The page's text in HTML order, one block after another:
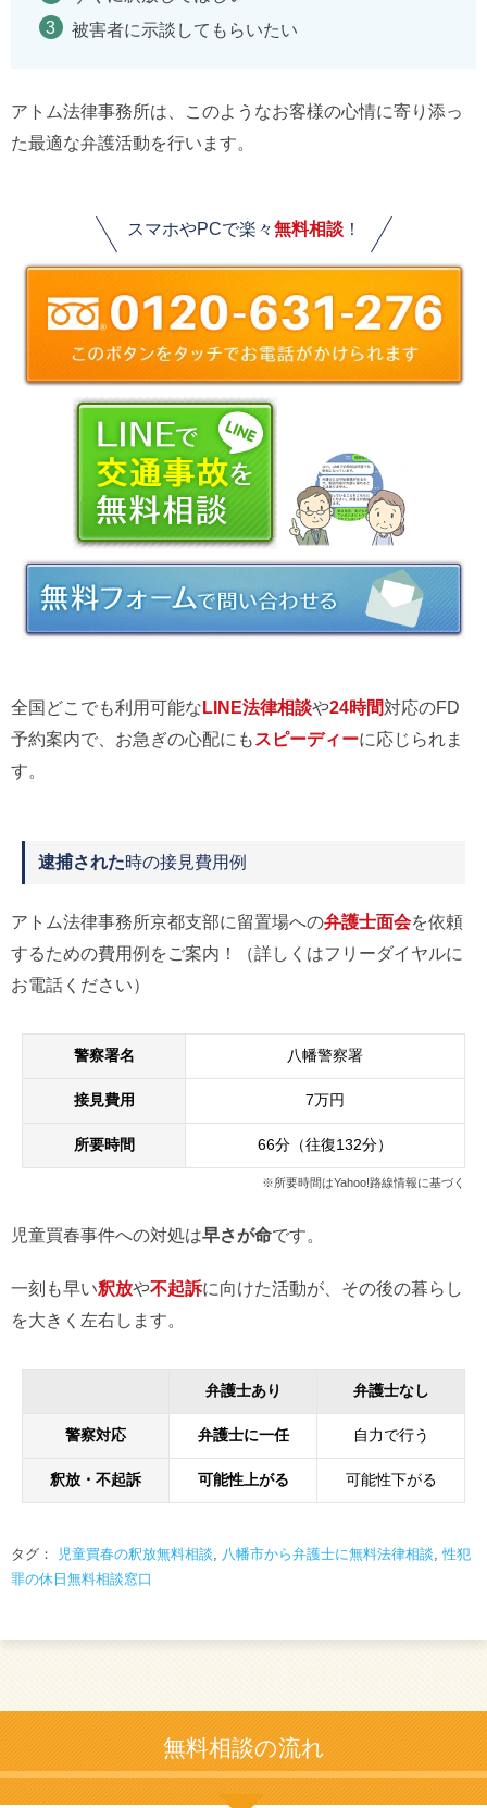
被害者に示談してもらいたい
アトム法律事務所は、このようなお客様の心情に寄り添っ
た最適な弁護活動を行います。
スマホやPCで楽々無料相談！
全国どこでも利用可能なLINE法律相談や24時間対応のFD
予約案内で、お急ぎの心配にも スピーディーに応じられま
す。
逮捕された時の接見費用例
アトム法律事務所京都支部に留置場への弁護士面会を依頼
するための費用例をご案内！（詳しくはフリーダイヤルに
お電話ください）
警察署名 八幡警察署
接見費用 7万円
所要時間 66分（往復132分）
※所要時間はYahoo!路線情報に基づく
児童買春事件への対処は早さが命です。
一刻も早い釈放や不起訴に向けた活動が、その後の暮らし
を大きく左右します。
弁護士あり 弁護士なし
警察対応 弁護士に一任 自力で行う
釈放・不起訴 可能性上がる 可能性下がる
タグ： 児童買春の釈放無料相談, 八幡市から弁護士に無料法律相談,性犯
罪の休日無料相談窓口
無料相談の流れ